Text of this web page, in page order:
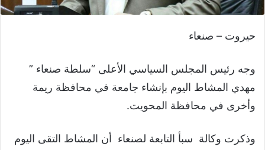
حيروت – صنعاء
وجه رئيس المجلس السياسي الأعلى “سلطة صنعاء ”
مهدي المشاط اليوم بإنشاء جامعة في محافظة ريمة
وأخرى في محافظة المحويت.
وذكرت وكالة سبأ التابعة لصنعاء أن المشاط التقى اليوم